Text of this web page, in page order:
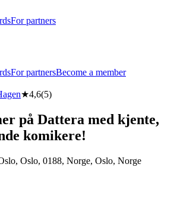
For partners
For partnersBecome a member
★4,6(5)
på Dattera med kjente,
komikere!
Oslo, 0188, Norge, Oslo, Norge